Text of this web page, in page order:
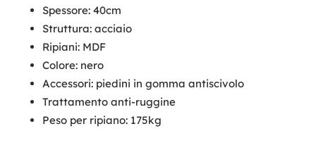
Spessore: 40cm
Struttura: acciaio
Ripiani: MDF
Colore: nero
Accessori: piedini in gomma antiscivolo
Trattamento anti-ruggine
Peso per ripiano: 175kg